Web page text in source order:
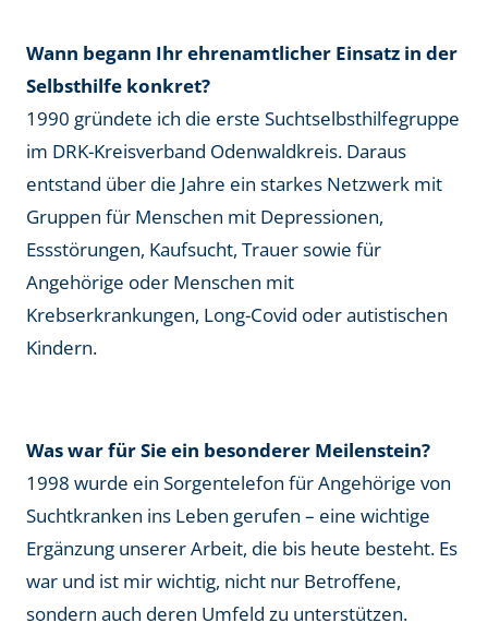
Wann begann Ihr ehrenamtlicher Einsatz in der
Selbsthilfe konkret?
1990 gründete ich die erste Suchtselbsthilfegruppe
im DRK-Kreisverband Odenwaldkreis. Daraus
entstand über die Jahre ein starkes Netzwerk mit
Gruppen für Menschen mit Depressionen,
Essstörungen, Kaufsucht, Trauer sowie für
Angehörige oder Menschen mit
Krebserkrankungen, Long-Covid oder autistischen
Kindern.
Was war für Sie ein besonderer Meilenstein?
1998 wurde ein Sorgentelefon für Angehörige von
Suchtkranken ins Leben gerufen – eine wichtige
Ergänzung unserer Arbeit, die bis heute besteht. Es
war und ist mir wichtig, nicht nur Betroffene,
sondern auch deren Umfeld zu unterstützen.